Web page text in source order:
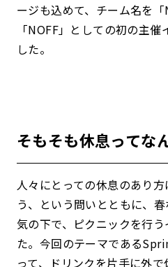
ージも込めて、チーム名を「
「NOFF」としての初の主
した。
そもそも休息ってな
人々にとっての休息のあり
う、という問いとともに、
気の下で、ピクニックを行
た。今回のテーマである
って、ドリンクを片手に外